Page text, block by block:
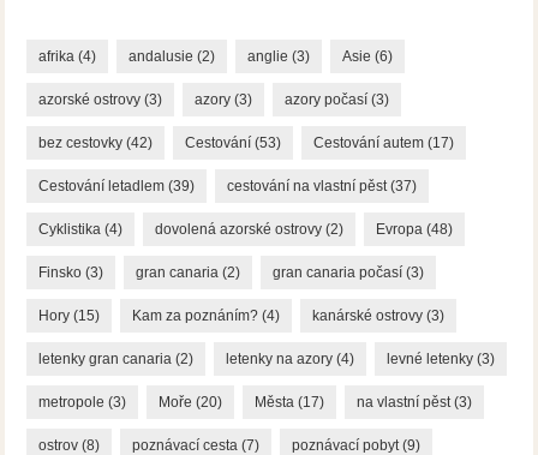
afrika (4) andalusie (2) anglie (3) Asie (6)
azorské ostrovy (3) azory (3) azory počasí (3)
bez cestovky (42) Cestování (53) Cestování autem (17)
Cestování letadlem (39) cestování na vlastní pěst(37)
Cyklistika (4) dovolená azorské ostrovy (2) Evropa (48)
Finsko (3) gran canaria (2) gran canaria počasí (3)
Hory (15) Kam za poznáním? (4) kanárské ostrovy (3)
letenky gran canaria (2) letenky na azory (4) levné letenky (3)
metropole (3) Moře (20) Města (17) na vlastní pěst(3)
ostrov (8) poznávací cesta (7) poznávací pobyt(9)